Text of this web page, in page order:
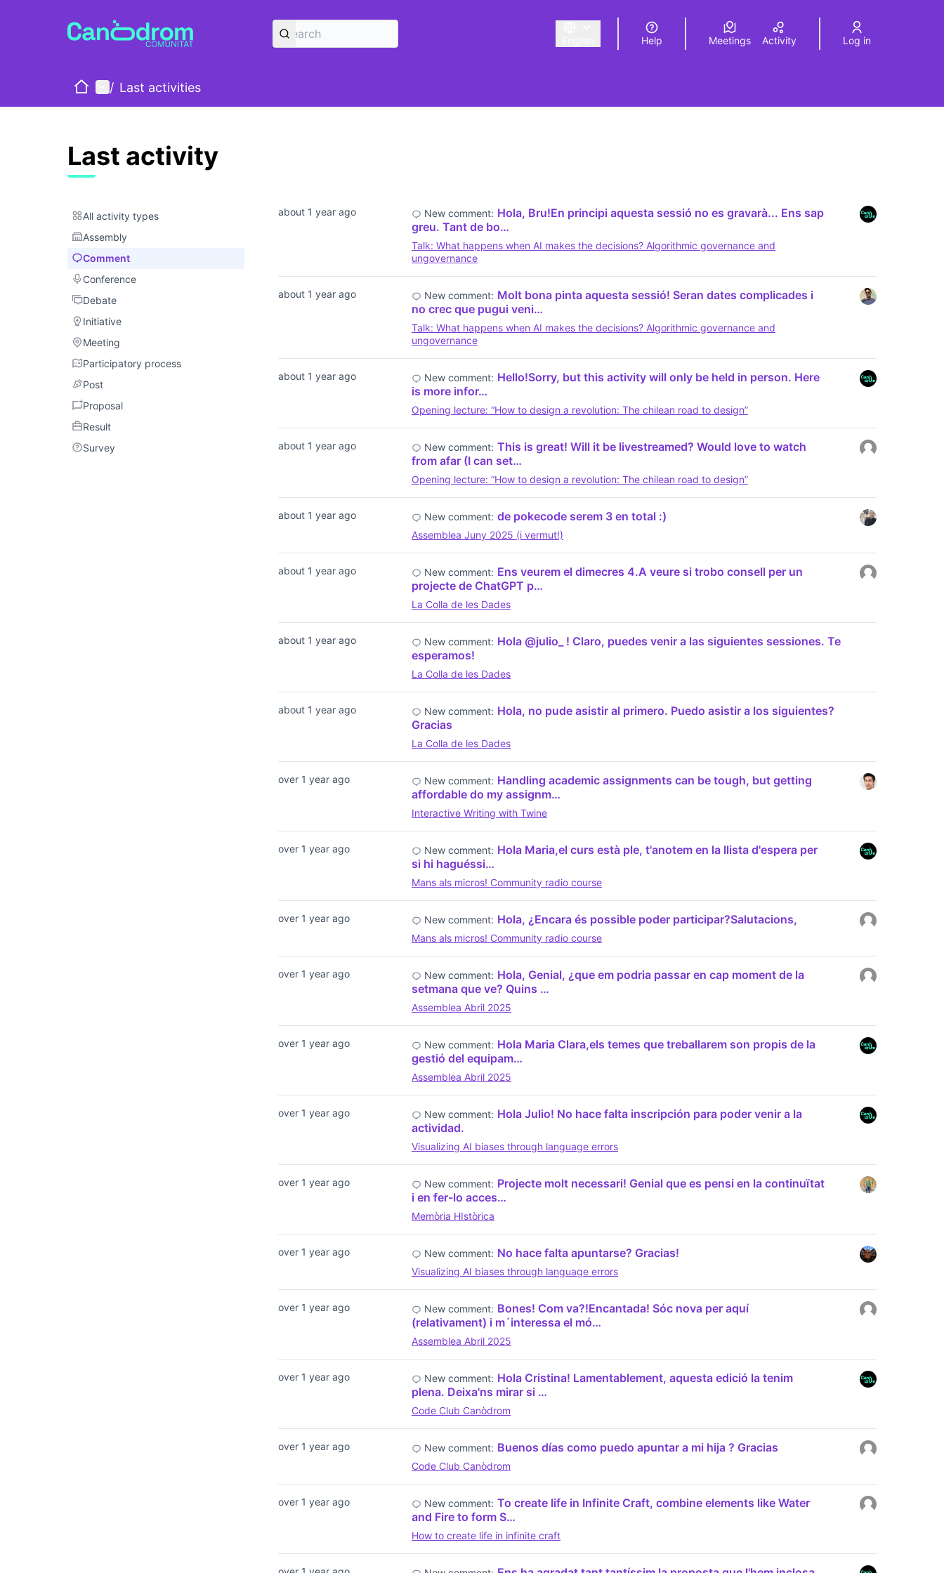
Triar la llengua Elegir el idiomaChoose language
Help Meetings Activity Log in
HomeMain menu
/ Last activities
Last activity
All activity types
All activity types
Assembly
Assembly
Comment
Comment
Conference
Conference
DebateDebate
Initiative
Initiative
Meeting
Meeting
Participatory process
Participatory process
PostPost
Proposal
Proposal
ResultResult
SurveySurvey
about 1 year ago New comment: Hola, Bru!En principi aquesta sessió no es gravarà... Ens sap
greu. Tant de bo…
Talk: What happens when AI makes the decisions? Algorithmic governance and
ungovernance
about 1 year ago New comment: Molt bona pinta aquesta sessió! Seran dates complicades i
no crec que pugui veni…
Talk: What happens when AI makes the decisions? Algorithmic governance and
ungovernance
about 1 year ago New comment: Hello!Sorry, but this activity will only be held in person. Here
is more infor…
Opening lecture: “How to design a revolution: The chilean road to design”
about 1 year ago New comment: This is great! Will it be livestreamed? Would love to watch
from afar (I can set…
Opening lecture: “How to design a revolution: The chilean road to design”
about 1 year ago New comment: de pokecode serem 3 en total :)
Assemblea Juny 2025 (i vermut!)
about 1 year ago New comment: Ens veurem el dimecres 4.A veure si trobo consell per un
projecte de ChatGPT p…
La Colla de les Dades
about 1 year ago New comment: Hola @julio_ ! Claro, puedes venir a las siguientes sessiones. Te
esperamos!
La Colla de les Dades
about 1 year ago New comment: Hola, no pude asistir al primero. Puedo asistir a los siguientes?
Gracias
La Colla de les Dades
over 1 year ago New comment: Handling academic assignments can be tough, but getting
affordable do my assignm…
Interactive Writing with Twine
over 1 year ago New comment: Hola Maria,el curs està ple, t'anotem en la llista d'espera per
si hi haguéssi…
Mans als micros! Community radio course
over 1 year ago New comment: Hola, ¿Encara és possible poder participar?Salutacions,
Mans als micros! Community radio course
over 1 year ago New comment: Hola, Genial, ¿que em podria passar en cap moment de la
setmana que ve? Quins …
Assemblea Abril 2025
over 1 year ago New comment: Hola Maria Clara,els temes que treballarem son propis de la
gestió del equipam…
Assemblea Abril 2025
over 1 year ago New comment: Hola Julio! No hace falta inscripción para poder venir a la
actividad.
Visualizing AI biases through language errors
over 1 year ago New comment: Projecte molt necessari! Genial que es pensi en la continuïtat
i en fer-lo acces…
Memòria HIstòrica
over 1 year ago New comment: No hace falta apuntarse? Gracias!
Visualizing AI biases through language errors
over 1 year ago New comment: Bones! Com va?!Encantada! Sóc nova per aquí
(relativament) i m´interessa el mó…
Assemblea Abril 2025
over 1 year ago New comment: Hola Cristina! Lamentablement, aquesta edició la tenim
plena. Deixa'ns mirar si …
Code Club Canòdrom
over 1 year ago New comment: Buenos días como puedo apuntar a mi hija ? Gracias
Code Club Canòdrom
over 1 year ago New comment: To create life in Infinite Craft, combine elements like Water
and Fire to form S…
How to create life in infinite craft